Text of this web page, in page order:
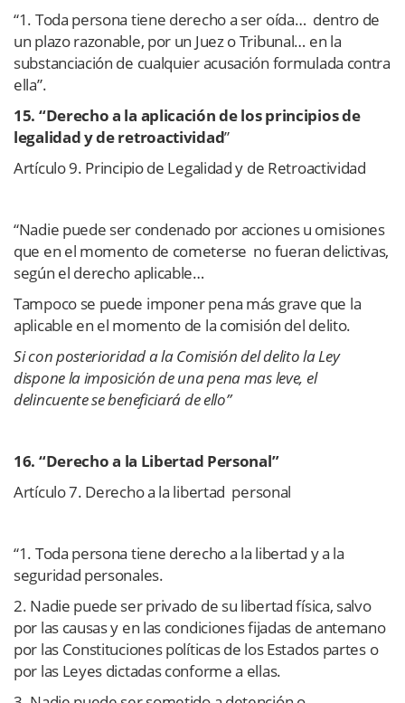
“1. Toda persona tiene derecho a ser oída… dentro de
un plazo razonable, por un Juez o Tribunal… en la
substanciación de cualquier acusación formulada contra
ella”.
15. “Derecho a la aplicación de los principios de
legalidad y de retroactividad”
Artículo 9. Principio de Legalidad y de Retroactividad
“Nadie puede ser condenado por acciones u omisiones
que en el momento de cometerse no fueran delictivas,
según el derecho aplicable…
Tampoco se puede imponer pena más grave que la
aplicable en el momento de la comisión del delito.
Si con posterioridad a la Comisión del delito la Ley
dispone la imposición de una pena mas leve, el
delincuente se beneficiará de ello”
16. “Derecho a la Libertad Personal”
Artículo 7. Derecho a la libertad personal
“1. Toda persona tiene derecho a la libertad y a la
seguridad personales.
2. Nadie puede ser privado de su libertad física, salvo
por las causas y en las condiciones fijadas de antemano
por las Constituciones políticas de los Estados partes o
por las Leyes dictadas conforme a ellas.